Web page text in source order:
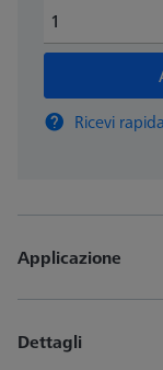
Ricevi
Applicazione
Dettagli